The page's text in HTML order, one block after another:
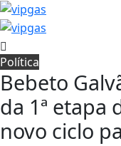
Política
Bebeto
da 1ª etapa
novo ciclo